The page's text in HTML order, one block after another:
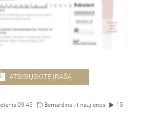
ATSISIŲSKITE ĮRAŠĄ
09:45 Bernardinai.lt naujienos 15